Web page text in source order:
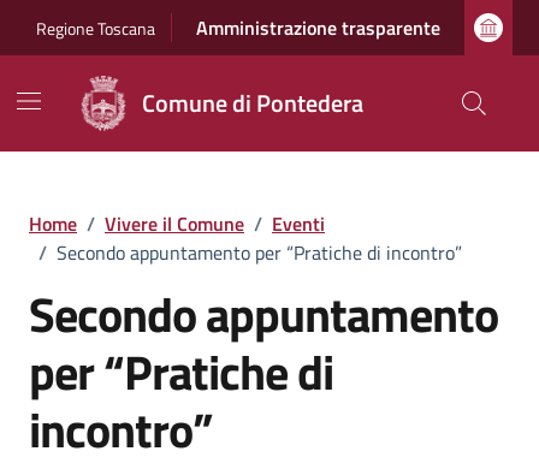
Regione Toscana Amministrazione trasparente
Comune di Pontedera
Home / Vivere il Comune / Eventi
/ Secondo appuntamento per “Pratiche di incontro”
Secondo appuntamento
per “Pratiche di
incontro”